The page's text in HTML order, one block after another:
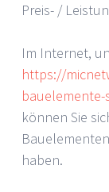
Preis- /
Im Internet,
https://
können Sie
haben.